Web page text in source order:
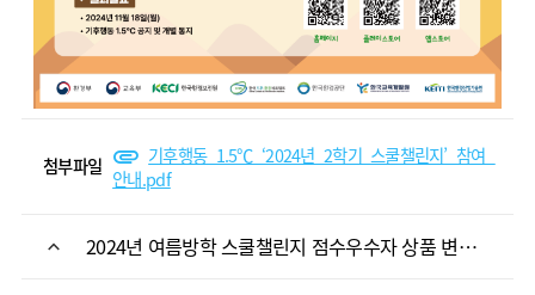
첨부파일
기후행동_1.5℃_‘2024년_2학기_스쿨챌린지’_참여_
안내.pdf
2024년 여름방학 스쿨챌린지 점수우수자 상품 변경 안내